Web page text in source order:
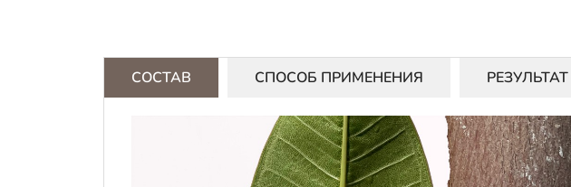
СОСТАВ СПОСОБ ПРИМЕНЕНИЯ РЕЗУЛЬТАТ